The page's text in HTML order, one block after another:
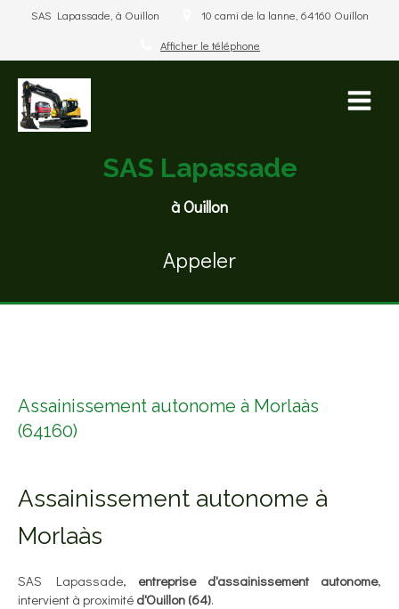
SAS Lapassade, à Ouillon 10 cami de la lanne, 64160 Ouillon
Afficher le téléphone
SAS Lapassade
à Ouillon
Appeler
Assainissement autonome à Morlaàs
(64160)
Assainissement autonome à
Morlaàs
SAS Lapassade, entreprise d'assainissement autonome,
intervient à proximité d'Ouillon (64).